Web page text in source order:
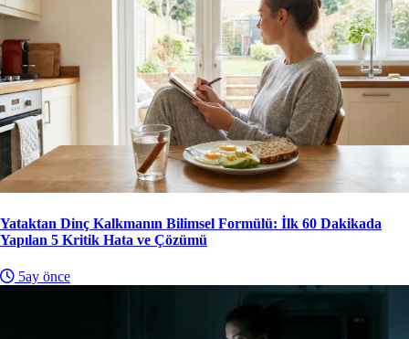
Yataktan Dinç Kalkmanın Bilimsel Formülü: İlk 60 Dakikada
Yapılan 5 Kritik Hata ve Çözümü
5ay önce